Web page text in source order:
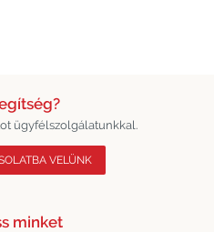
ügyfélszolgálatunkkal.
VELÜNK
minket